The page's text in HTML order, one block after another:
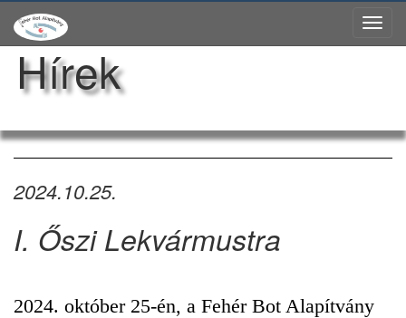
Hírek
2024.10.25.
I. Őszi Lekvármustra
2024. október 25-én, a Fehér Bot Alapítvány